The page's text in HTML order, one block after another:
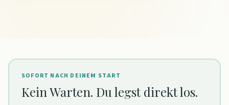
SOFORT NACH DEINEM START
Kein Warten. Du legst direkt los.